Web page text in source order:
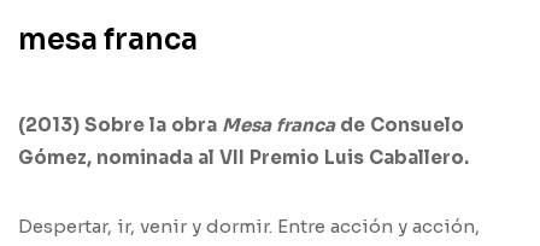
mesa franca
(2013) Sobre la obra Mesa francade Consuelo
Gómez, nominada al VII Premio Luis Caballero.
Despertar, ir, venir y dormir. Entre acción y acción,